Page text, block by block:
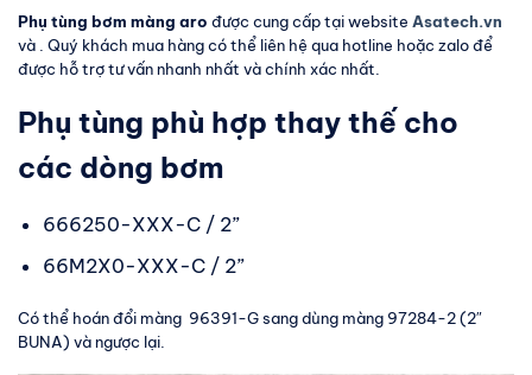
Phụ tùng bơm màng aro được cung cấp tại website Asatech.vn
và . Quý khách mua hàng có thể liên hệ qua hotline hoặc zalo để
được hỗ trợ tư vấn nhanh nhất và chính xác nhất.
Phụ tùng phù hợp thay thế cho
các dòng bơm
666250-XXX-C / 2”
66M2X0-XXX-C / 2”
Có thể hoán đổi màng 96391-G sang dùng màng 97284-2 (2″
BUNA) và ngược lại.